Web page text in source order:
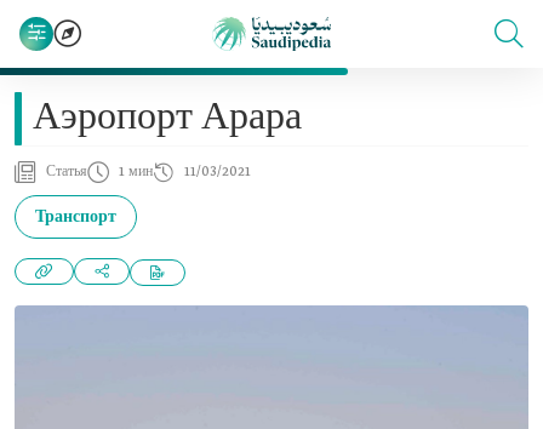
Аэропорт Арара
Статья 1 мин 11/03/2021
Транспорт